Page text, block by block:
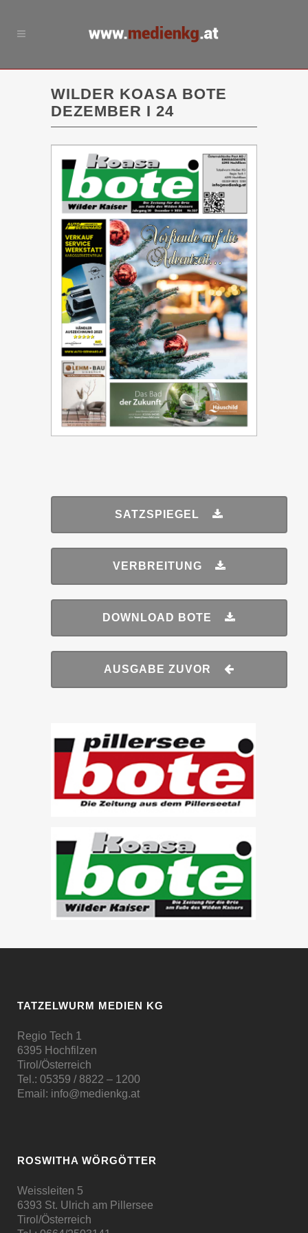
WILDER KOASA BOTE
DEZEMBER I 24
SATZSPIEGEL
VERBREITUNG
DOWNLOAD BOTE
AUSGABE ZUVOR
TATZELWURM MEDIEN KG
Regio Tech 1
6395 Hochfilzen
Tirol/Österreich
Tel.: 05359 / 8822 – 1200
Email: info@medienkg.at
ROSWITHA WÖRGÖTTER
Weissleiten 5
6393 St. Ulrich am Pillersee
Tirol/Österreich